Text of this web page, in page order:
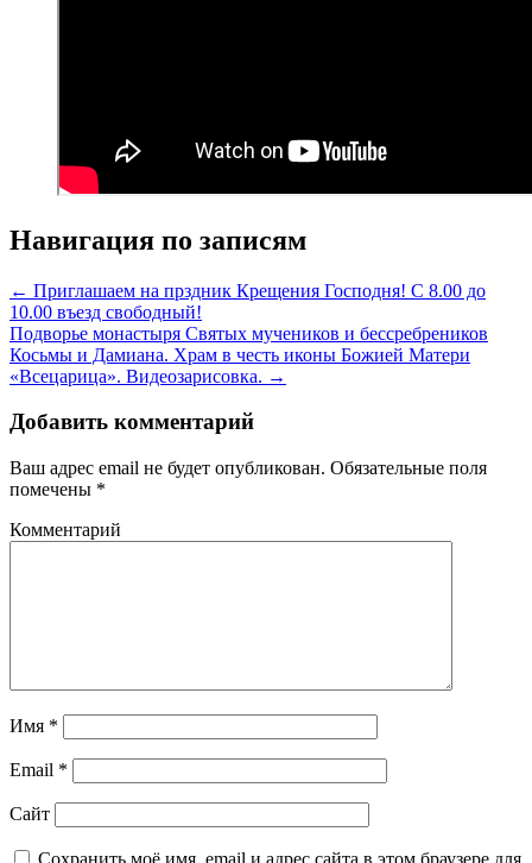
Навигация по записям
← Приглашаем на прздник Крещения Господня! С 8.00 до
10.00 въезд свободный!
Подворье монастыря Святых мучеников и бессребреников
Косьмы и Дамиана. Храм в честь иконы Божией Матери
«Всецарица». Видеозарисовка. →
Добавить комментарий
Ваш адрес email не будет опубликован. Обязательные поля
помечены *
Комментарий
Имя *
Email *
Сайт
Сохранить моё имя, email и адрес сайта в этом браузере для